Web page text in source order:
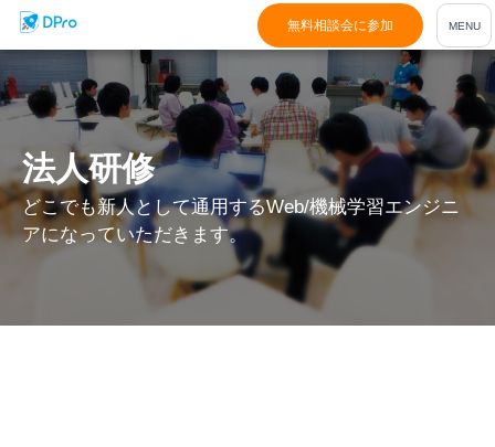
無料相談会に参加
法人研修
どこでも新人として通用するWeb/機械学習エンジニ
アになっていただきます。